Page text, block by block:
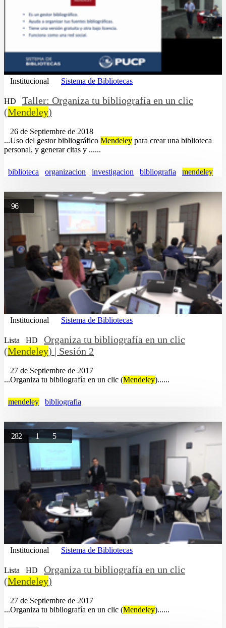
Institucional Sistema de Bibliotecas
HD
Taller: Organiza tu bibliografía en un clic
(Mendeley)
26 de Septiembre de 2018
...Uso del gestor bibliográfico Mendeley para crear una biblioteca
personal, y generar citas y ......
biblioteca organizacion investigacion bibliografia mendeley
96
Institucional Sistema de Bibliotecas
Lista HD
Organiza tu bibliografía en un clic
(Mendeley) | Sesión 2
27 de Septiembre de 2017
...Organiza tu bibliografía en un clic (Mendeley)......
mendeley bibliografia
282 15
Institucional Sistema de Bibliotecas
Lista HD
Organiza tu bibliografía en un clic
(Mendeley)
27 de Septiembre de 2017
...Organiza tu bibliografía en un clic (Mendeley)......